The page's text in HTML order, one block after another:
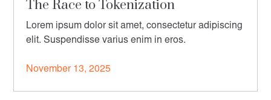
The Race to Tokenization
Lorem ipsum dolor sit amet, consectetur adipiscing
elit. Suspendisse varius enim in eros.
November 13, 2025